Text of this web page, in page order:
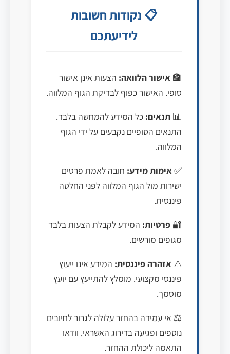
📋 נקודות חשובות
לידיעתכם
🏦 אישור הלוואה: הצעות אינן אישור
סופי. האישור כפוף לבדיקת הגוף המלווה.
📊 תנאים: כל המידע להמחשה בלבד.
התנאים הסופיים נקבעים על ידי הגוף
המלווה.
✅ אימות מידע: חובה לאמת פרטים
ישירות מול הגוף המלווה לפני החלטה
פיננסית.
🔐 פרטיות: המידע לקבלת הצעות בלבד
מגופים מורשים.
⚠️ אזהרה פיננסית: המידע אינו ייעוץ
פיננסי מקצועי. מומלץ להתייעץ עם יועץ
מוסמך.
⚖️ אי עמידה בהחזר עלולה לגרור לחיובים
נוספים ופגיעה בדירוג האשראי. וודאו
התאמה ליכולת ההחזר.